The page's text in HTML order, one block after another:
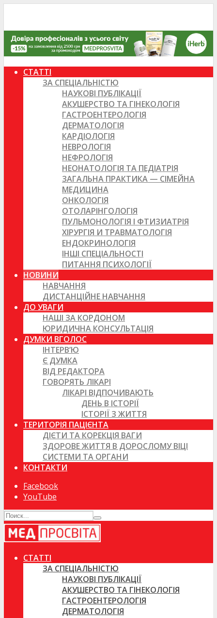
СТАТТІ
ЗА СПЕЦІАЛЬНІСТЮ
НАУКОВІ ПУБЛІКАЦІЇ
АКУШЕРСТВО ТА ГІНЕКОЛОГІЯ
ГАСТРОЕНТЕРОЛОГІЯ
ДЕРМАТОЛОГІЯ
КАРДІОЛОГІЯ
НЕВРОЛОГІЯ
НЕФРОЛОГІЯ
НЕОНАТОЛОГІЯ ТА ПЕДІАТРІЯ
ЗАГАЛЬНА ПРАКТИКА — СІМЕЙНА
МЕДИЦИНА
ОНКОЛОГІЯ
ОТОЛАРІНГОЛОГІЯ
ПУЛЬМОНОЛОГІЯ І ФТИЗИАТРІЯ
ХІРУРГІЯ И ТРАВМАТОЛОГІЯ
ЕНДОКРИНОЛОГІЯ
ІНШІ СПЕЦІАЛЬНОСТІ
ПИТАННЯ ПСИХОЛОГІЇ
НОВИНИ
НАВЧАННЯ
ДИСТАНЦІЙНЕ НАВЧАННЯ
ДО УВАГИ
НАШІ ЗА КОРДОНОМ
ЮРИДИЧНА КОНСУЛЬТАЦІЯ
ДУМКИ ВГОЛОС
ІНТЕРВ’Ю
Є ДУМКА
ВІД РЕДАКТОРА
ГОВОРЯТЬ ЛІКАРІ
ЛІКАРІ ВІДПОЧИВАЮТЬ
ДЕНЬ В ІСТОРІЇ
ІСТОРІЇ З ЖИТТЯ
ТЕРИТОРІЯ ПАЦІЄНТА
ДІЄТИ ТА КОРЕКЦІЯ ВАГИ
ЗДОРОВЕ ЖИТТЯ В ДОРОСЛОМУ ВІЦІ
СИСТЕМИ ТА ОРГАНИ
КОНТАКТИ
Facebook
YouTube
СТАТТІ
ЗА СПЕЦІАЛЬНІСТЮ
НАУКОВІ ПУБЛІКАЦІЇ
АКУШЕРСТВО ТА ГІНЕКОЛОГІЯ
ГАСТРОЕНТЕРОЛОГІЯ
ДЕРМАТОЛОГІЯ